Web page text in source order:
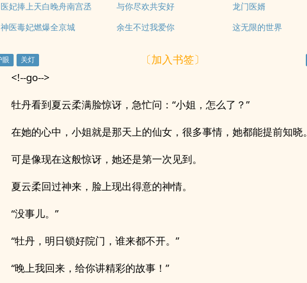
医妃捧上天白晚舟南宫丞 与你尽欢共安好
龙门医婿
神医毒妃燃爆全京城
余生不过我爱你 这无限的世界
〔加入书签〕
<!--go-->
牡丹看到夏云柔满脸惊讶，急忙问：“小姐，怎么了？”
在她的心中，小姐就是那天上的仙女，很多事情，她都能提前知晓
可是像现在这般惊讶，她还是第一次见到。
夏云柔回过神来，脸上现出得意的神情。
“没事儿。”
“牡丹，明日锁好院门，谁来都不开。”
“晚上我回来，给你讲精彩的故事！”